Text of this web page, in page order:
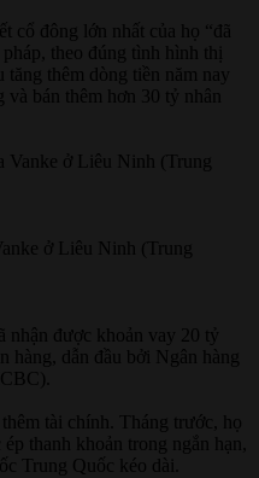
cổ đông lớn nhất của họ “đã
theo đúng tình hình thị
thêm dòng tiền năm nay
bán thêm hơn 30 tỷ nhân
ở Liêu Ninh (Trung
nhận được khoản vay 20 tỷ
hàng, dẫn đầu bởi Ngân hàng
tài chính. Tháng trước, họ
thanh khoản trong ngắn hạn,
Trung Quốc kéo dài.